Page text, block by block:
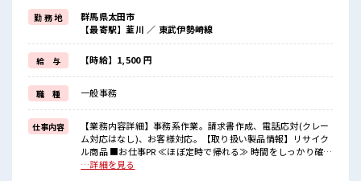
≪経験者活躍中≫
これまでの経験を活かしませんか？
ブランクがあっても大丈夫♪
経験はちょっとだけ…という方もOK！
≪女性も仕事をしやすい職場≫
もちろん男性の応募も歓迎！
≪土日祝休のお仕事≫
家族や友人と一緒にプライベート満喫！
≪髪型自由≫
基本的に髪色自由で明るすぎたり奇抜でなければOKです！
(規定有)
■職場の雰囲気
勤 務 地
群馬県太田市
【最寄駅】韮川 ／ 東武伊勢崎線
給 与 【時給】1,500 円
職 種 一般事務
仕事内容
【業務内容詳細】事務系作業。請求書作成、電話応対(クレー
ム対応はなし)、お客様対応。【取り扱い製品情報】リサイク
ル商品 ■お仕事PR ≪ほぼ定時で帰れる≫ 時間をしっかり確保
できる、 残業基本ナシのお仕事♪ オンとオフをきっちり切り
…詳細を見る